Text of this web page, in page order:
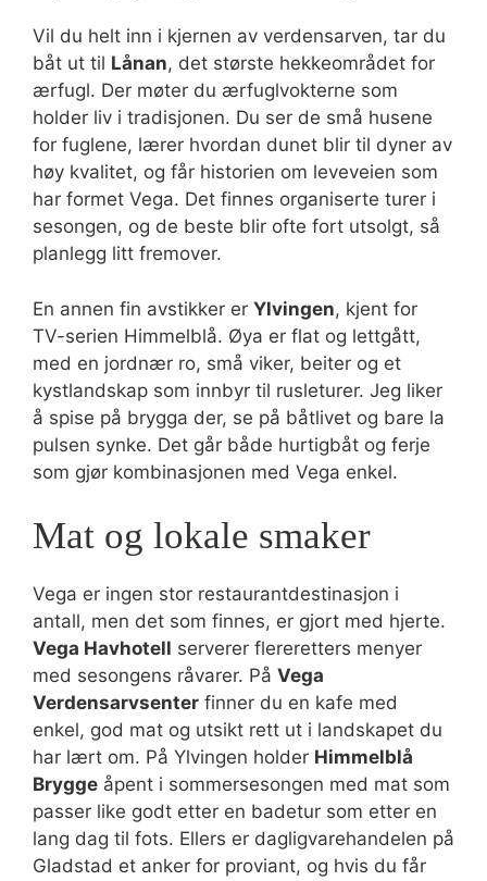
Vil du helt inn i kjernen av verdensarven, tar du
båt ut til Lånan, det største hekkeområdet for
ærfugl. Der møter du ærfuglvokterne som
holder liv i tradisjonen. Du ser de små husene
for fuglene, lærer hvordan dunet blir til dyner av
høy kvalitet, og får historien om leveveien som
har formet Vega. Det finnes organiserte turer i
sesongen, og de beste blir ofte fort utsolgt, så
planlegg litt fremover.
En annen fin avstikker er Ylvingen, kjent for
TV-serien Himmelblå. Øya er flat og lettgått,
med en jordnær ro, små viker, beiter og et
kystlandskap som innbyr til rusleturer. Jeg liker
å spise på brygga der, se på båtlivet og bare la
pulsen synke. Det går både hurtigbåt og ferje
som gjør kombinasjonen med Vega enkel.
Mat og lokale smaker
Vega er ingen stor restaurantdestinasjon i
antall, men det som finnes, er gjort med hjerte.
Vega Havhotell serverer flereretters menyer
med sesongens råvarer. På Vega
Verdensarvsenter finner du en kafe med
enkel, god mat og utsikt rett ut i landskapet du
har lært om. På Ylvingen holder Himmelblå
Brygge åpent i sommersesongen med mat som
passer like godt etter en badetur som etter en
lang dag til fots. Ellers er dagligvarehandelen på
Gladstad et anker for proviant, og hvis du får